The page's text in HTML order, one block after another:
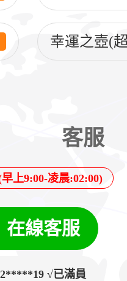
幸運之壺(
客服
上9:00-凌晨:02:00)
在線客服
√已滿員